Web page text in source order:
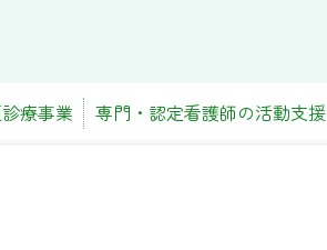
療事業 専門・認定看護師の活動支援